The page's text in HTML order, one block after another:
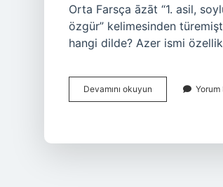
Orta Farsça āzāt “1. asil,
özgür” kelimesinden
hangi dilde? Azer ismi
Devamını okuyun
Hangi
Yorum